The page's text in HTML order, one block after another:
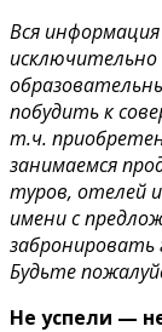
Вся
побудить к
т.ч.
занимаемся
туров, отелей
имени с
Будьте
Не успели —